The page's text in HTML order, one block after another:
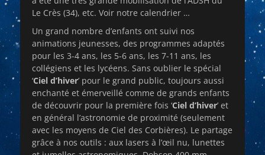
Le Crès (34), etc. Voir notre calendrier …
Un grand nombre d’enfants ont suivi nos
animations jeunesses, des programmes adaptés
pour les 3-4 ans, les 5-6 ans, les 7-11 ans, les
collégiens et les lycéens. Sans oublier le spécial
‘Ciel d’hiver’ pour le grand public, toujours aussi
enchanté et émerveillé comme de grands enfants
de découvrir pour la première fois ‘Ciel d’hiver’ et
en général l’astronomie de proximité (seulement
avec les moyens de Ciel des Corbières). Le partage
grâce à nos outils : aux lasers à l’œil nu, lunettes